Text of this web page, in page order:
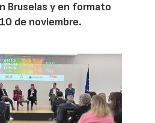
Bruselas y en formato
de noviembre.